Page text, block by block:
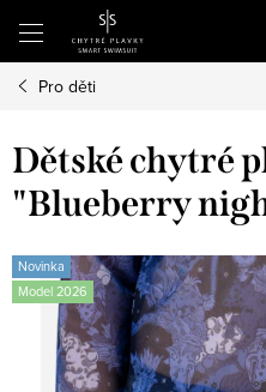
obsah
Pro děti
Dětské chytré
"Blueberry
Novinka
Model 2026